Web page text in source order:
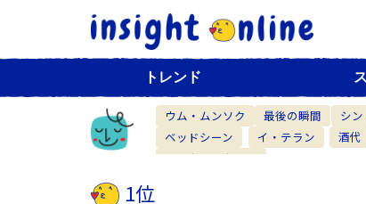
トレンド
ウム・ムンソク 最後の瞬間 シ
ベッドシーン
イ・テラン 酒代
ベーカリーカフェ
1位